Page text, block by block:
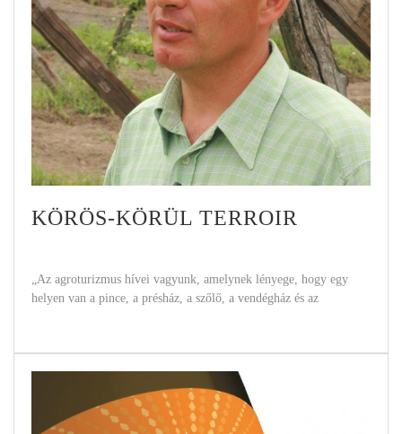
KÖRÖS-KÖRÜL TERROIR
„Az agroturizmus hívei vagyunk, amelynek lényege, hogy egy
helyen van a pince, a présház, a szőlő, a vendégház és az